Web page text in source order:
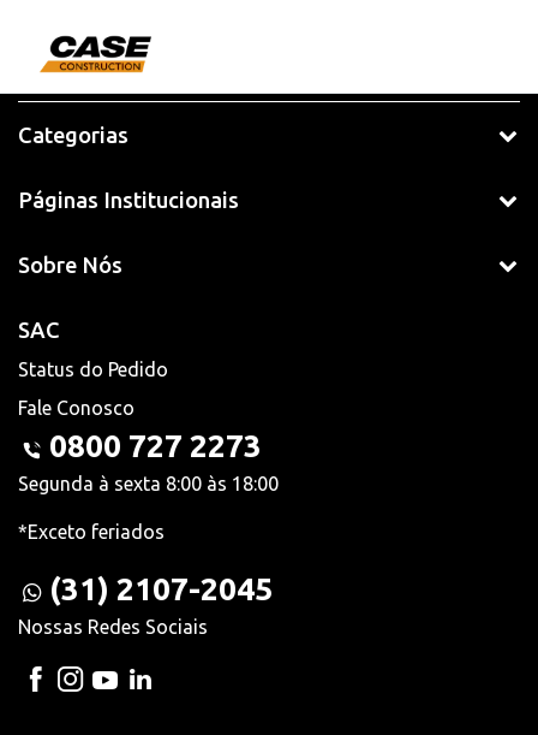
Categorias
Páginas Institucionais
Sobre Nós
SAC
Status do Pedido
Fale Conosco
0800 727 2273
Segunda à sexta 8:00 às 18:00
*Exceto feriados
(31) 2107-2045
Nossas Redes Sociais